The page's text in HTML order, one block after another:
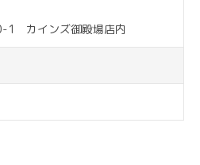
1 カインズ御殿場店内